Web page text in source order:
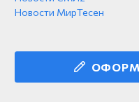
Новости МирТесен